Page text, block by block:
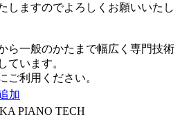
しますのでよろしくお願いいたし
ら一般のかたまで幅広く専門技術
ています。
ご利用ください。
加
PIANO TECH